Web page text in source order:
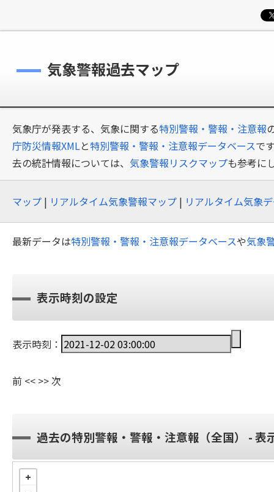
気象警報過去マップ
気象庁が発表する、気象に関する特別警報・警報・注意報
庁防災情報XMLと特別警報・警報・注意報データベースで
去の統計情報については、 気象警報リスクマップも参考に
マップ | リアルタイム気象警報マップ | リアルタイム気象
最新データは特別警報・警報・注意報データベースや気象
表示時刻の設定
表示時刻：
前 << >>次
過去の特別警報・警報・注意報（全国） - 表